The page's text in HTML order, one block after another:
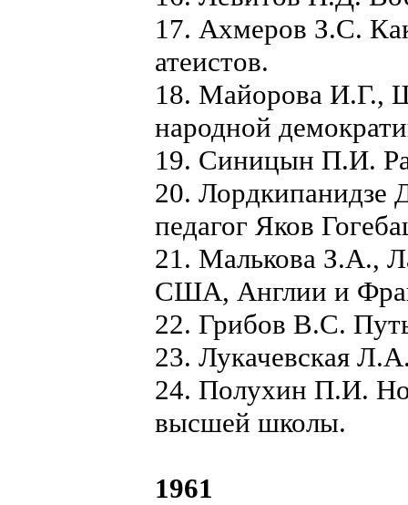
17. Ахмеров З.С.
атеистов.
18. Майорова И.Г.,
народной
19. Синицын П.И.
20.
педагог Яков
21. Малькова З.А.,
США, Англии и
22. Грибов В.С.
23. Лукачевская
24. Полухин П.И.
высшей школы.
1961